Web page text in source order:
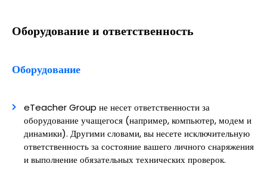
Оборудование и ответственность
Оборудование
eTeacher Group не несет ответственности за
оборудование учащегося (например, компьютер, модем и
динамики). Другими словами, вы несете исключительную
ответственность за состояние вашего личного снаряжения
и выполнение обязательных технических проверок.